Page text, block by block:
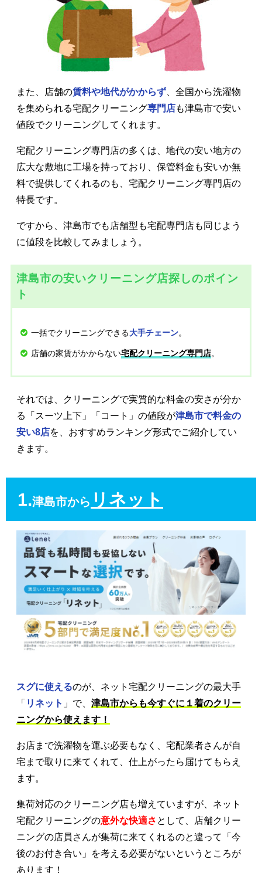
また、店舗の賃料や地代がかからず 、全国から洗濯物
を集められる宅配クリーニング専門店も津島市で安い
値段でクリーニングしてくれます。
宅配クリーニング専門店の多くは、地代の安い地方の
広大な敷地に工場を持っており、保管料金も安いか無
料で提供してくれるのも、宅配クリーニング専門店の
特長です。
ですから、津島市でも店舗型も宅配専門店も同じよう
に値段を比較してみましょう。
津島市の安いクリーニング店探しのポイン
ト
一括でクリーニングできる大手チェーン。
店舗の家賃がかからない宅配クリーニング専門店。
それでは、クリーニングで実質的な料金の安さが分か
る「スーツ上下」「コート」の値段が津島市で料金の
安い8店を、おすすめランキング形式でご紹介してい
きます。
1.津島市から リネット
スグに使えるのが、ネット宅配クリーニングの最大手
「 リネット 」で、 津島市からも今すぐに１着のクリー
ニングから使えます！
お店まで洗濯物を運ぶ必要もなく、宅配業者さんが自
宅まで取りに来てくれて、仕上がったら届けてもらえ
ます。
集荷対応のクリーニング店も増えていますが、ネット
宅配クリーニングの意外な快適さ として、店舗クリー
ニングの店員さんが集荷に来てくれるのと違って「今
後のお付き合い」を考える必要がないというところが
あります！